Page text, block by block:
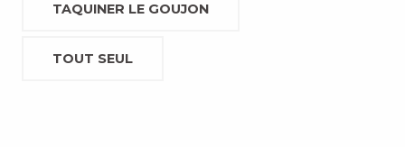
TAQUINER LE GOUJON
TOUT SEUL